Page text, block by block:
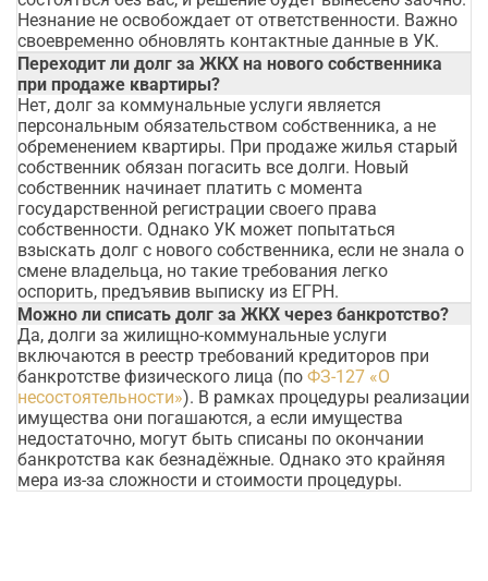
Незнание не освобождает от ответственности. Важно
своевременно обновлять контактные данные в УК.
Переходит ли долг за ЖКХ на нового собственника
при продаже квартиры?
Нет, долг за коммунальные услуги является
персональным обязательством собственника, а не
обременением квартиры. При продаже жилья старый
собственник обязан погасить все долги. Новый
собственник начинает платить с момента
государственной регистрации своего права
собственности. Однако УК может попытаться
взыскать долг с нового собственника, если не знала о
смене владельца, но такие требования легко
оспорить, предъявив выписку из ЕГРН.
Можно ли списать долг за ЖКХ через банкротство?
Да, долги за жилищно-коммунальные услуги
включаются в реестр требований кредиторов при
банкротстве физического лица (по ФЗ-127 «О
несостоятельности»). В рамках процедуры реализации
имущества они погашаются, а если имущества
недостаточно, могут быть списаны по окончании
банкротства как безнадёжные. Однако это крайняя
мера из-за сложности и стоимости процедуры.